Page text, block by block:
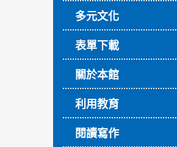
多元文化
表單下載
關於本館
利用教育
閱讀寫作